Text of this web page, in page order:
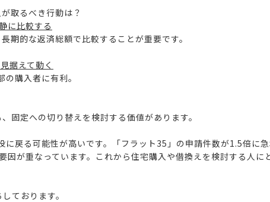
取るべき行動は？
に比較する
期的な返済総額で比較することが重要です。
据えて動く
購入者に有利。
固定への切り替えを検討する価値があります。
戻る可能性が高いです。「フラット35」 の申請件数が1.5倍に
が重なっています。 これから住宅購入や借換えを検討する人に
ております。